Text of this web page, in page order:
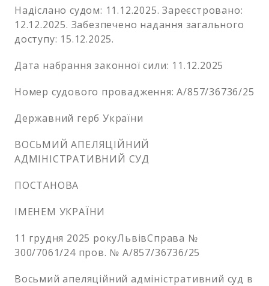
Надіслано судом: 11.12.2025. Зареєстровано:
12.12.2025. Забезпечено надання загального
доступу: 15.12.2025.
Дата набрання законної сили: 11.12.2025
Номер судового провадження: А/857/36736/25
Державний герб України
ВОСЬМИЙ АПЕЛЯЦІЙНИЙ
АДМІНІСТРАТИВНИЙ СУД
ПОСТАНОВА
ІМЕНЕМ УКРАЇНИ
11 грудня 2025 рокуЛьвівСправа №
300/7061/24 пров. № А/857/36736/25
Восьмий апеляційний адміністративний суд в